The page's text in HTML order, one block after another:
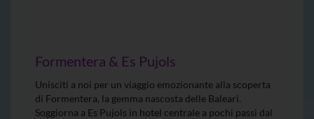
Formentera & Es Pujols
Unisciti a noi per un viaggio emozionante alla scoperta
di Formentera, la gemma nascosta delle Baleari.
Soggiorna a Es Pujols in hotel centrale a pochi passi dal